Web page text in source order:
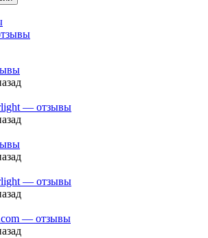
— отзывы
— отзывы
— отзывы